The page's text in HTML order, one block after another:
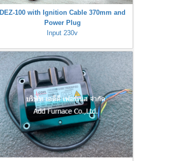
DEZ-100 with Ignition Cable 370mm and
Power Plug
Input 230v